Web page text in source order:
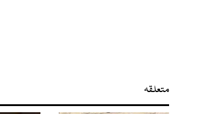
متعلقہ